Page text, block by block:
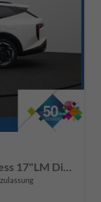
1.0 T-GDI 115PS Vision Extra 2xKeyless 17"LM Digital Cockpit Klimaautomatik Sitzheizung Navi ACC PDC v+h Rückf.Kamera DAB Bluetooth Touchscreen Apple CarPlay Android Auto abged.Scheiben